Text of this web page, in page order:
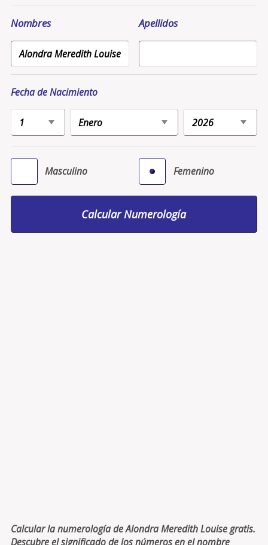
Nombres Apellidos
Fecha de Nacimiento
Masculino Femenino
Calcular la numerología de Alondra Meredith Louise gratis.
Descubre el significado de los números en el nombre